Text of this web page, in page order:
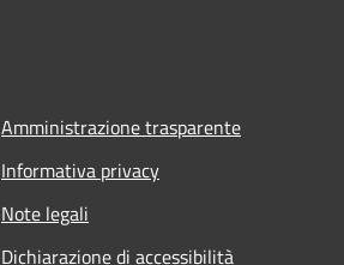
Amministrazione trasparente
Informativa privacy
Note legali
Dichiarazione di accessibilità